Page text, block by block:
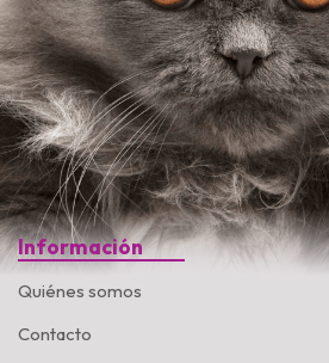
Información
Quiénes somos
Contacto